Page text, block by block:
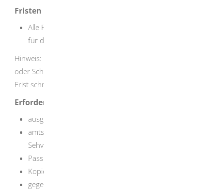
Fristen
Alle Prüfungsteile aus Theorie und Praxis müssen Sie
für das Patent innerhalb von zwölf Monaten ablegen.
Hinweis: In besonderen Fällen wie zum Beispiel Krankheit
oder Schwangerschaft können Sie die Verlängerung der
Frist schriftlich beantragen.
Erforderliche Unterlagen
ausgefüllter Antrag
amtsärztliches oder ärztliches Zeugnis (Hör- und
Sehvermögen)
Passbild
Kopie des Lichtbildausweises
gegebenenfalls Kopien von Befähigungsnachweisen